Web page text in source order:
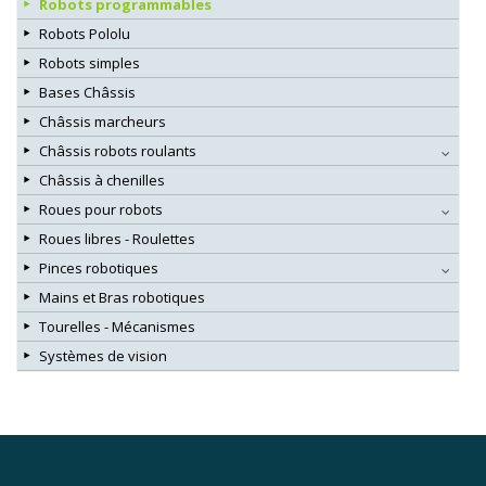
Robots programmables
Robots Pololu
Robots simples
Bases Châssis
Châssis marcheurs
Châssis robots roulants
Châssis à chenilles
Roues pour robots
Roues libres - Roulettes
Pinces robotiques
Mains et Bras robotiques
Tourelles - Mécanismes
Systèmes de vision